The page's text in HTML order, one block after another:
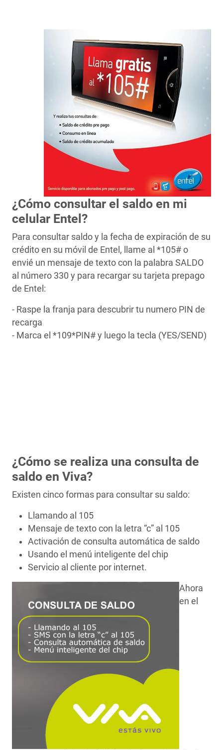
¿Cómo consultar el saldo en mi
celular Entel?
Para consultar saldo y la fecha de expiración de su
crédito en su móvil de Entel, llame al *105# o
envié un mensaje de texto con la palabra SALDO
al número 330 y para recargar su tarjeta prepago
de Entel:
- Raspe la franja para descubrir tu numero PIN de
recarga
- Marca el *109*PIN# y luego la tecla (YES/SEND)
¿Cómo se realiza una consulta de
saldo en Viva?
Existen cinco formas para consultar su saldo:
Llamando al 105
Mensaje de texto con la letra “c” al 105
Activación de consulta automática de saldo
Usando el menú inteligente del chip
Servicio al cliente por internet.
Ahora
en el